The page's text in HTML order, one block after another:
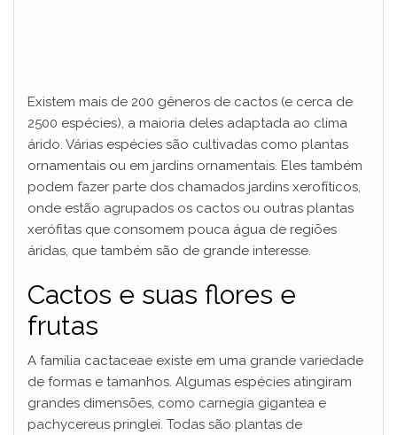
Existem mais de 200 gêneros de cactos (e cerca de
2500 espécies), a maioria deles adaptada ao clima
árido. Várias espécies são cultivadas como plantas
ornamentais ou em jardins ornamentais. Eles também
podem fazer parte dos chamados jardins xerofíticos,
onde estão agrupados os cactos ou outras plantas
xerófitas que consomem pouca água de regiões
áridas, que também são de grande interesse.
Cactos e suas flores e
frutas
A família cactaceae existe em uma grande variedade
de formas e tamanhos. Algumas espécies atingiram
grandes dimensões, como carnegia gigantea e
pachycereus pringlei. Todas são plantas de